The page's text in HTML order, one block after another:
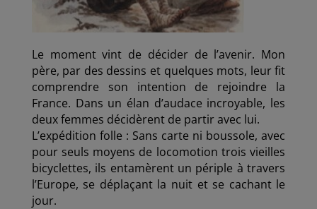
Le moment vint de décider de l’avenir. Mon
père, par des dessins et quelques mots, leur fit
comprendre son intention de rejoindre la
France. Dans un élan d’audace incroyable, les
deux femmes décidèrent de partir avec lui.
L’expédition folle : Sans carte ni boussole, avec
pour seuls moyens de locomotion trois vieilles
bicyclettes, ils entamèrent un périple à travers
l’Europe, se déplaçant la nuit et se cachant le
jour.